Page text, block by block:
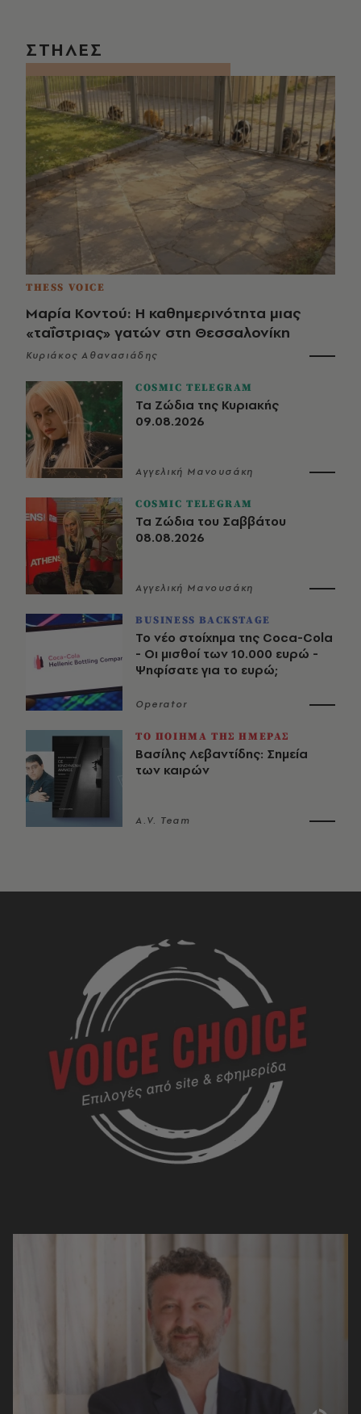
ΣΤΗΛΕΣ
THESS VOICE
Μαρία Κοντού: Η καθημερινότητα μιας
«ταΐστριας» γατών στη Θεσσαλονίκη
Κυριάκος Αθανασιάδης
COSMIC TELEGRAM
Τα Ζώδια της Κυριακής
09.08.2026
Αγγελική Μανουσάκη
COSMIC TELEGRAM
Τα Ζώδια του Σαββάτου
08.08.2026
Αγγελική Μανουσάκη
BUSINESS BACKSTAGE
Το νέο στοίχημα της Coca-Cola
- Οι μισθοί των 10.000 ευρώ -
Ψηφίσατε για το ευρώ;
Operator
ΤΟ ΠΟΙΗΜΑ ΤΗΣ ΗΜΕΡΑΣ
Βασίλης Λεβαντίδης: Σημεία
των καιρών
A.V. Team